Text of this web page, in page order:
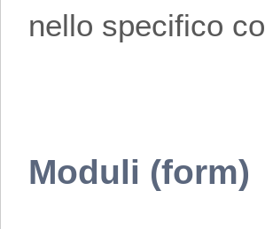
nello specifico
Moduli (form)